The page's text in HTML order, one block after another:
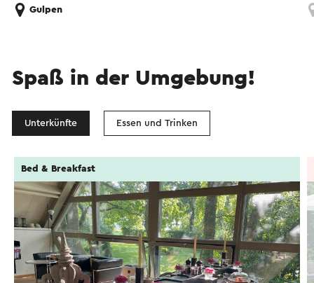
Gulpen
Spaß in der Umgebung!
Unterkünfte Essen und Trinken
Bed & Breakfast